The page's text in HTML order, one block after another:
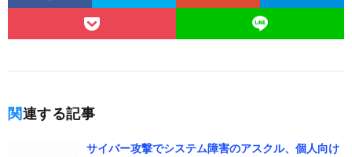
関連する記事
サイバー攻撃でシステム障害のアスクル、個人向け